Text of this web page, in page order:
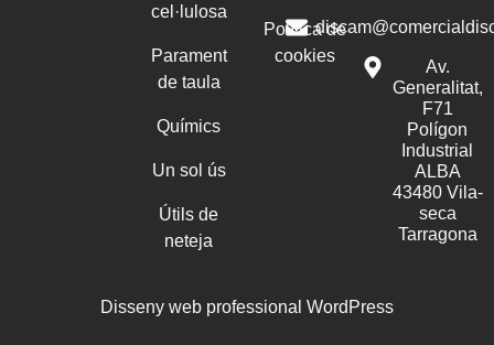
cel·lulosa
Parament
de taula
Químics
Un sol ús
Útils de
neteja
Política de
cookies
Av.
Generalitat,
F71
Polígon
Industrial
ALBA
43480 Vila-
seca
Tarragona
Disseny web professional WordPress